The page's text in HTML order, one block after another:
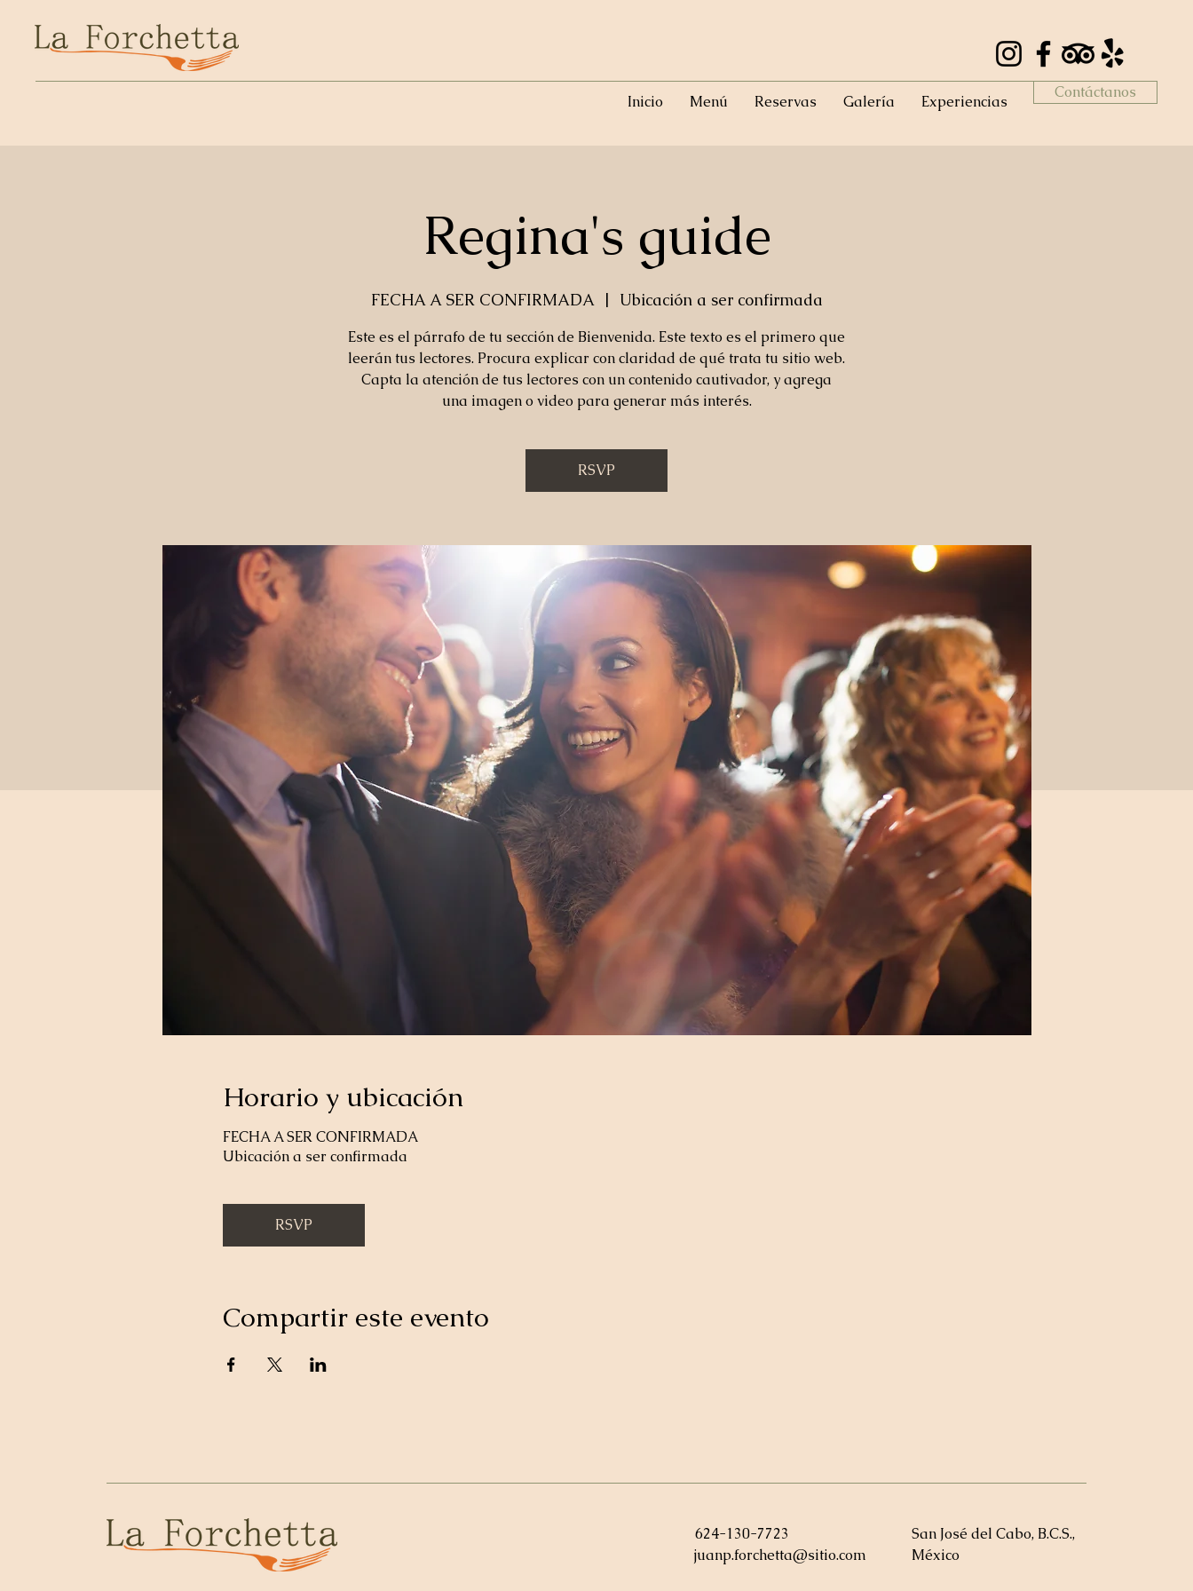
Inicio Menú Reservas Galería Experiencias
Contáctanos
Regina's guide
FECHA A SER CONFIRMADA
  |
Ubicación a ser confirmada
Este es el párrafo de tu sección de Bienvenida. Este texto es el primero que
leerán tus lectores. Procura explicar con claridad de qué trata tu sitio web.
Capta la atención de tus lectores con un contenido cautivador, y agrega
una imagen o video para generar más interés.
RSVP
Horario y ubicación
FECHA A SER CONFIRMADA
Ubicación a ser confirmada
RSVP
Compartir este evento
624-130-7723
juanp.forchetta@sitio.com
San José del Cabo, B.C.S.,
México